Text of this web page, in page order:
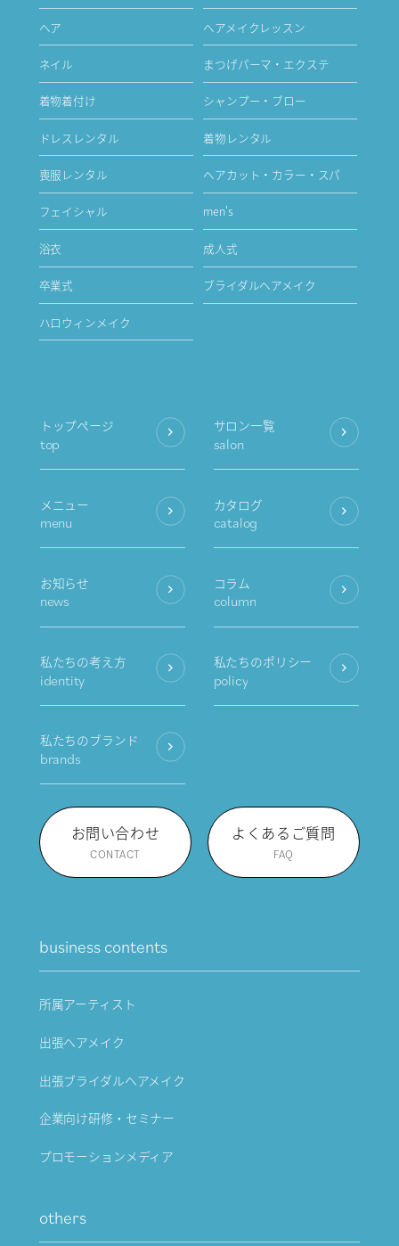
ヘア ヘアメイクレッスン
ネイル まつげパーマ・エクステ
着物着付け シャンプー・ブロー
ドレスレンタル 着物レンタル
喪服レンタル ヘアカット・カラー・スパ
フェイシャル men's
浴衣 成人式
卒業式 ブライダルヘアメイク
ハロウィンメイク
トップページ
top
サロン一覧
salon
メニュー
menu
カタログ
catalog
お知らせ
news
コラム
column
私たちの考え方
identity
私たちのポリシー
policy
私たちのブランド
brands
お問い合わせ
CONTACT
よくあるご質問
FAQ
business contents
所属アーティスト
出張ヘアメイク
出張ブライダルヘアメイク
企業向け研修・セミナー
プロモーションメディア
others